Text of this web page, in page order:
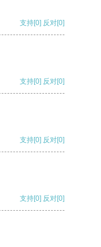
支持[0] 反对[0]
支持[0] 反对[0]
支持[0] 反对[0]
支持[0] 反对[0]